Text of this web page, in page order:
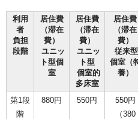
利用
者
負担
段階
居住費
（滞在
費）
ユニッ
ト型個
室
居住費
（滞在
費）
ユニッ
ト型
個室的
多床室
居住費
（滞在
費）
従来型
個室（
養）
第1段
階
880円 550円
550円
（380